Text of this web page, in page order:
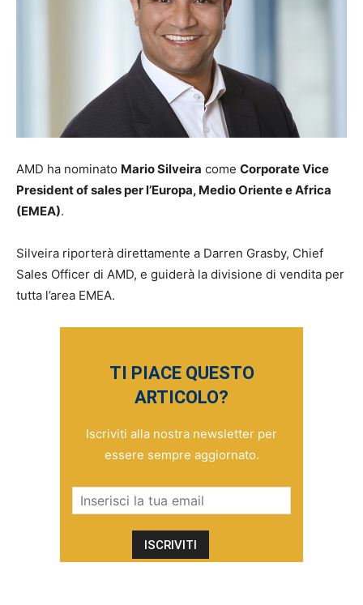
AMD ha nominato Mario Silveira come Corporate Vice
President of sales per l’Europa, Medio Oriente e Africa
(EMEA).
Silveira riporterà direttamente a Darren Grasby, Chief
Sales Officer di AMD, e guiderà la divisione di vendita per
tutta l’area EMEA.
TI PIACE QUESTO
ARTICOLO?
Iscriviti alla nostra newsletter per
essere sempre aggiornato.